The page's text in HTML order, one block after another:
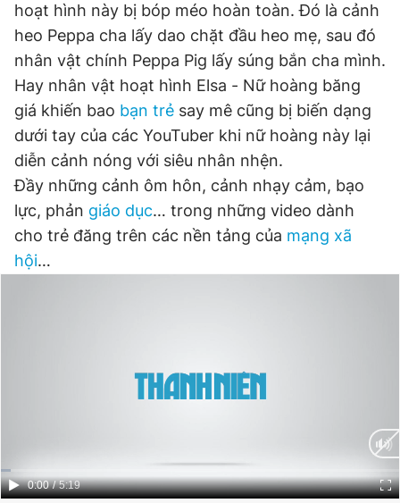
Đọc Thanh Niên trên điện thoại
Theo dõi báo trên
Hotline
0906 645 777
Liên hệ quảng cáo
Phó tổng biên tập: Lâm Hiếu Dũng
Phó tổng biên tập: Trần Việt Hưng
bản. Phát triển bởi ePi Technologies, JSC.
hoạt hình này bị bóp méo hoàn toàn. Đó là cảnh
heo Peppa cha lấy dao chặt đầu heo mẹ, sau đó
nhân vật chính Peppa Pig lấy súng bắn cha mình.
Hay nhân vật hoạt hình Elsa - Nữ hoàng băng
giá khiến bao bạn trẻ say mê cũng bị biến dạng
dưới tay của các YouTuber khi nữ hoàng này lại
diễn cảnh nóng với siêu nhân nhện.
Đầy những cảnh ôm hôn, cảnh nhạy cảm, bạo
lực, phản giáo dục… trong những video dành
cho trẻ đăng trên các nền tảng của mạng xã
hội…
Current
0:00 / Duration
5:19